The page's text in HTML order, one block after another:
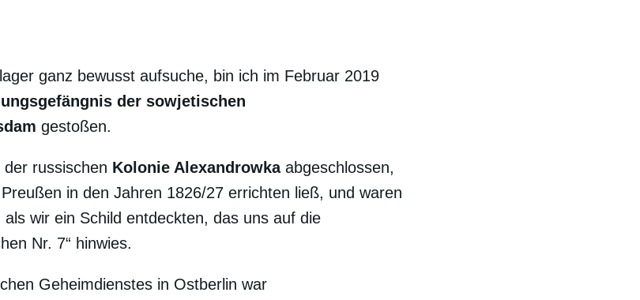
ganz bewusst aufsuche, bin ich im Februar 2019
der sowjetischen
gestoßen.
russischen Kolonie Alexandrowkaabgeschlossen,
in den Jahren 1826/27 errichten ließ, und waren
als wir ein Schild entdeckten, das uns auf die
Nr. 7“ hinwies.
Geheimdienstes in Ostberlin war